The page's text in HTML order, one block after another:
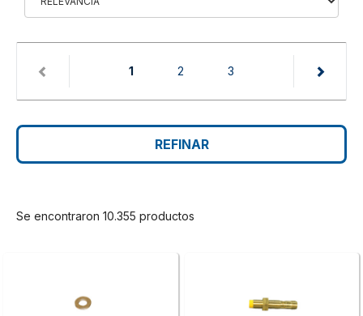
1(current)
2 3
REFINAR
Se encontraron 10.355 productos